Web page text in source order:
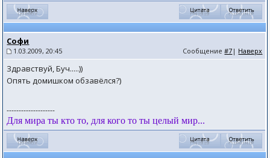
Софи
1.03.2009, 20:45 Сообщение#7 | Наверх
Здравствуй, Буч.....))
Опять домишком обзавёлся?)
--------------------
Для мира ты кто то, для кого то ты целый мир...